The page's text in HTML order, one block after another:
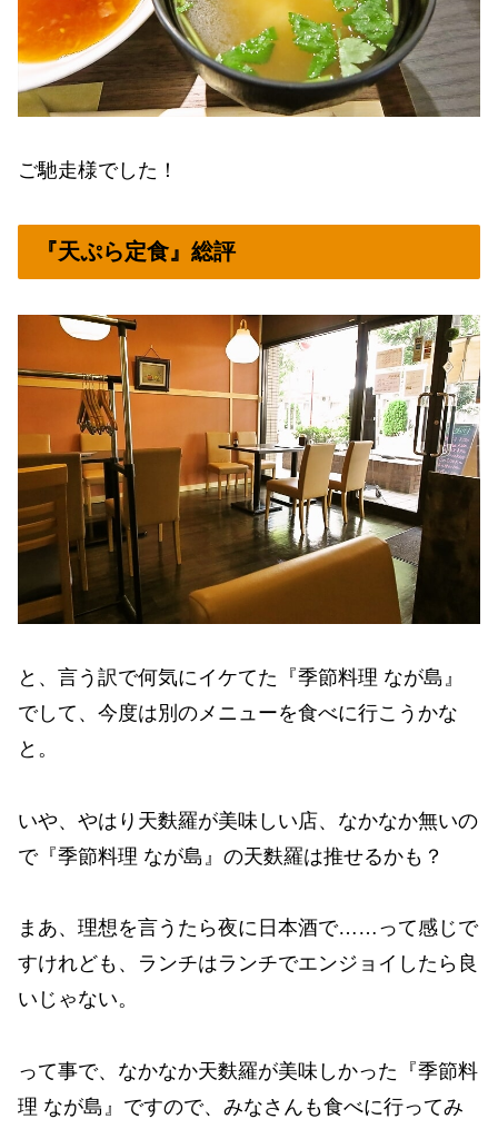
ご馳走様でした！
『天ぷら定食』総評
と、言う訳で何気にイケてた『季節料理 なが島』
でして、今度は別のメニューを食べに行こうかな
と。
いや、やはり天麩羅が美味しい店、なかなか無いの
で『季節料理 なが島』の天麩羅は推せるかも？
まあ、理想を言うたら夜に日本酒で……って感じで
すけれども、ランチはランチでエンジョイしたら良
いじゃない。
って事で、なかなか天麩羅が美味しかった『季節料
理 なが島』ですので、みなさんも食べに行ってみ